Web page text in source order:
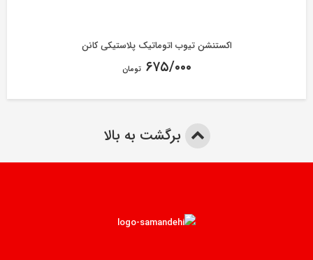
اکستنشن تیوب اتوماتیک پلاستیکی کانن
۶۷۵/۰۰۰ تومان
برگشت به بالا